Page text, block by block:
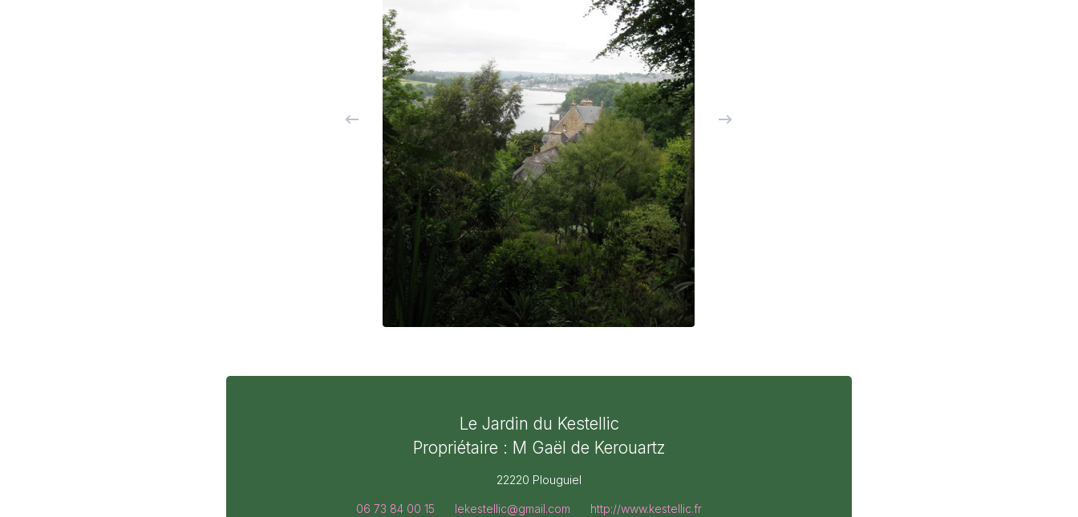
Le Jardin du Kestellic
Propriétaire : M Gaël de Kerouartz
22220 Plouguiel
06 73 84 00 15 lekestellic@gmail.com http://www.kestellic.fr